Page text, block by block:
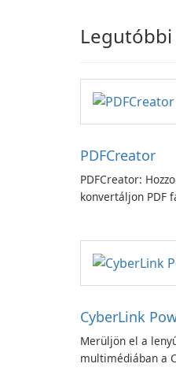
Legutóbbi
PDFCreator
PDFCreator:
konvertáljon PDF
CyberLink
Merüljön el a
multimédiában a